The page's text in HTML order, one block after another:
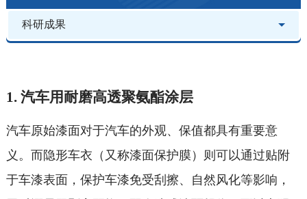
科研成果
1. 汽车用耐磨高透聚氨酯涂层
汽车原始漆面对于汽车的外观、保值都具有重要意
义。而隐形车衣（又称漆面保护膜）则可以通过贴附
于车漆表面，保护车漆免受刮擦、自然风化等影响，